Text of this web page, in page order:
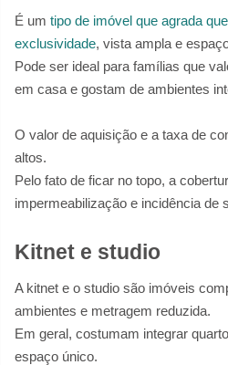
É um tipo de imóvel que agrada
exclusividade, vista ampla e
Pode ser ideal para famílias que
em casa e gostam de ambientes
O valor de aquisição e a taxa de
altos.
Pelo fato de ficar no topo, a
impermeabilização e incidência de
Kitnet e studio
A kitnet e o studio são imóveis
ambientes e metragem reduzida.
Em geral, costumam integrar
espaço único.